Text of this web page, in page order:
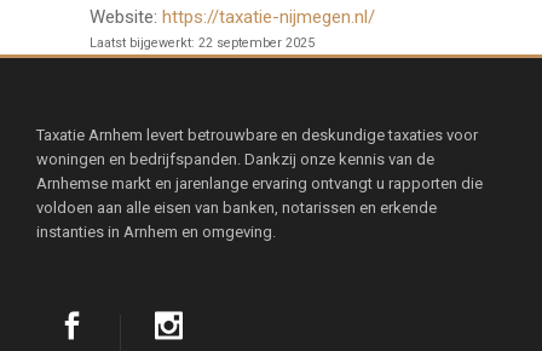
Website: https://taxatie-nijmegen.nl/
Laatst bijgewerkt: 22 september 2025
Taxatie Arnhem levert betrouwbare en deskundige taxaties voor
woningen en bedrijfspanden. Dankzij onze kennis van de
Arnhemse markt en jarenlange ervaring ontvangt u rapporten die
voldoen aan alle eisen van banken, notarissen en erkende
instanties in Arnhem en omgeving.